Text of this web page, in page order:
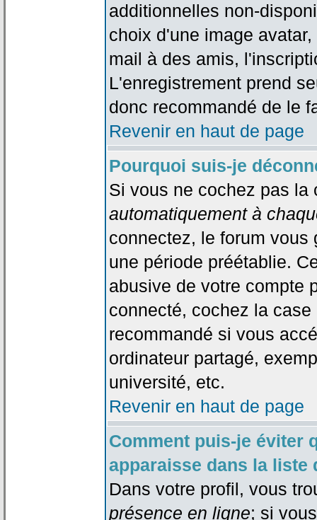
additionnelles non-
choix d'une image
mail à des amis,
L'enregistrement prend
donc recommandé de le
Revenir en haut de page
Pourquoi suis-je
Si vous ne cochez pas
automatiquement à
connectez, le forum vous
une période préétablie.
abusive de votre compte
connecté, cochez la
recommandé si vous
ordinateur partagé,
université, etc.
Revenir en haut de page
Comment puis-je éviter
apparaisse dans la liste
Dans votre profil, vous
présence en ligne; si